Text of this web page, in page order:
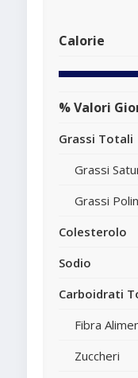
Calorie
% Valori
Grassi Totali
Grassi
Grassi
Colesterolo
Sodio
Carboidrati
Fibra
Zuccheri